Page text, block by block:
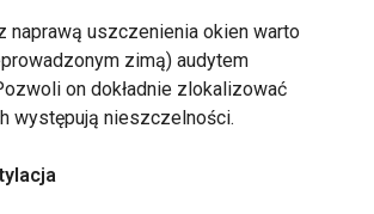
naprawą uszczenienia okien warto
zimą) audytem
on dokładnie zlokalizować
występują nieszczelności.